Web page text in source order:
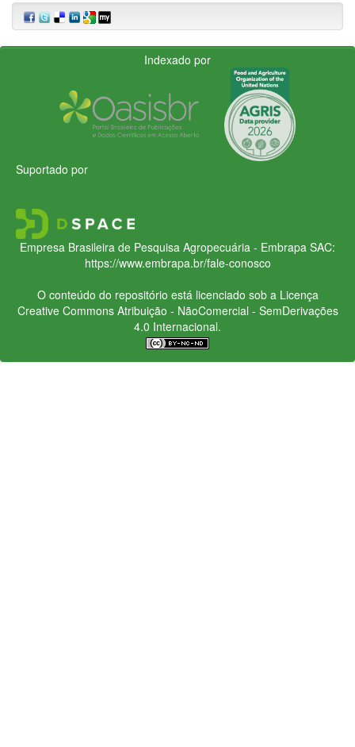
Indexado por
Suportado por
Empresa Brasileira de Pesquisa Agropecuária - Embrapa SAC:
https://www.embrapa.br/fale-conosco
O conteúdo do repositório está licenciado sob a Licença
Creative CommonsAtribuição - NãoComercial - SemDerivações
4.0 Internacional.